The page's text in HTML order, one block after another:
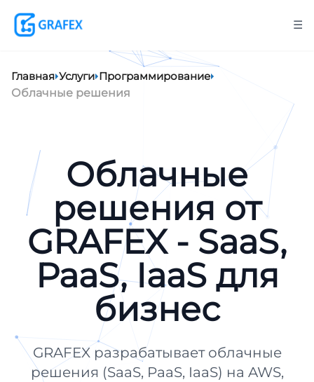
☰
Главная Услуги Программирование
Облачные решения
Облачные
решения от
GRAFEX - SaaS,
PaaS, IaaS для
бизнес
GRAFEX разрабатывает облачные
решения (SaaS, PaaS, IaaS) на AWS,